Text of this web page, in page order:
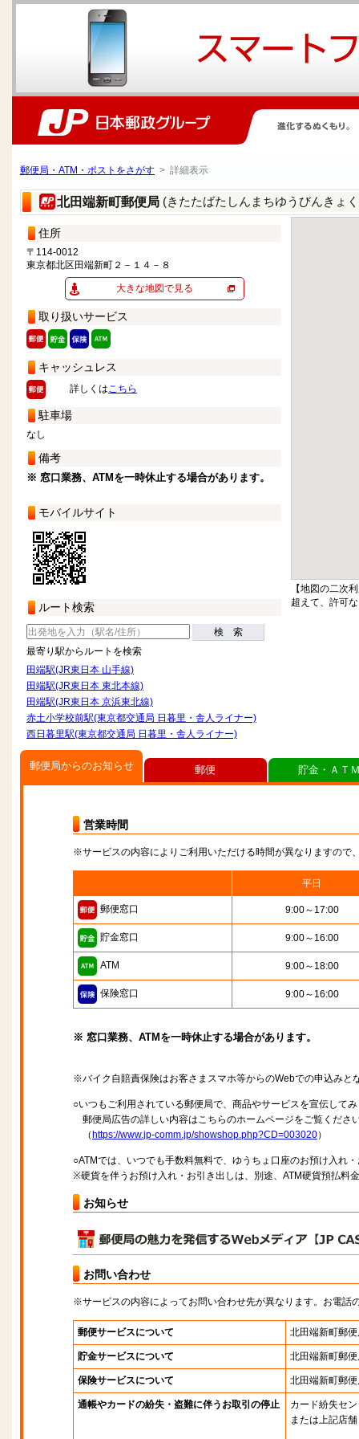
郵便局・ATM・ポストをさがす > 詳細表示
北田端新町郵便局 (きたたばたしんまちゆうびんきょ
住所
〒114-0012
東京都北区田端新町２－１４－８
大きな地図で見る
取り扱いサービス
キャッシュレス
詳しくはこちら
駐車場
なし
備考
※ 窓口業務、ATMを一時休止する場合があります。
モバイルサイト
ルート検索
検 索
最寄り駅からルートを検索
田端駅(JR東日本 山手線)
田端駅(JR東日本 東北本線)
田端駅(JR東日本 京浜東北線)
赤土小学校前駅(東京都交通局 日暮里・舎人ライナー)
西日暮里駅(東京都交通局 日暮里・舎人ライナー)
【地図の二次
超えて、許可
郵便局からのお知らせ
営業時間
※サービスの内容によりご利用いただける時間が異なりますので
平日
郵便窓口 9:00～17:00
貯金窓口 9:00～16:00
ATM 9:00～18:00
保険窓口 9:00～16:00
※ 窓口業務、ATMを一時休止する場合があります。
※バイク自賠責保険はお客さまスマホ等からのWebでの申込みと
○いつもご利用されている郵便局で、商品やサービスを宣伝して
郵便局広告の詳しい内容はこちらのホームページをご覧くださ
（ https://www.jp-comm.jp/showshop.php?CD=003020）
○ATMでは、いつでも手数料無料で、ゆうちょ口座のお預け入れ
※硬貨を伴うお預け入れ・お引き出しは、別途、ATM硬貨預払料
お知らせ
お問い合わせ
※サービスの内容によってお問い合わせ先が異なります。お電話
郵便サービスについて 北田端新町郵
貯金サービスについて 北田端新町郵
保険サービスについて 北田端新町郵
通帳やカードの紛失・盗難に伴うお取引の停止
カード紛失セ
または上記店舗
郵便 貯金・ＡＴ